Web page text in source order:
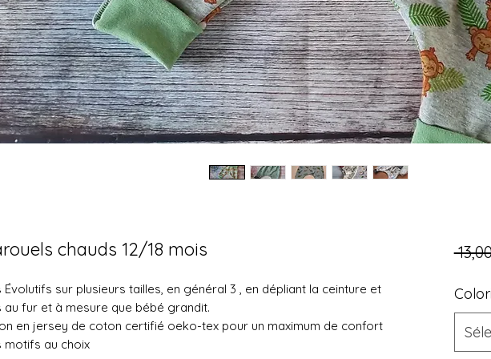
chauds 12/18 mois
Évolutifs sur plusieurs tailles, en général 3 , en dépliant la ceinture et
au fur et à mesure que bébé grandit.
en jersey de coton certifié oeko-tex pour un maximum de confort
motifs au choix